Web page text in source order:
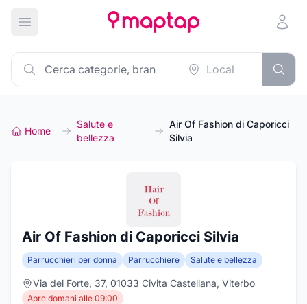
Apri menu principale
Home
Salute e
bellezza
Air Of Fashion di Caporicci
Silvia
Air Of Fashion di Caporicci Silvia
Parrucchieri per donna Parrucchiere Salute e bellezza
Via del Forte, 37, 01033 Civita Castellana, Viterbo
Apre domani alle 09:00